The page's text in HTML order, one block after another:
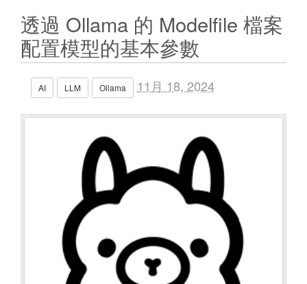
透過 Ollama 的 Modelfile 檔案
配置模型的基本參數
AI LLM Ollama 11月 18, 2024